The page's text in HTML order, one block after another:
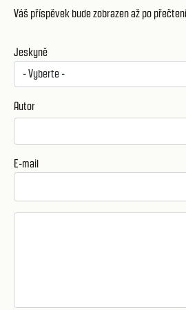
Váš příspěvek bude zobrazen až po
Jeskyně
Autor
E-mail